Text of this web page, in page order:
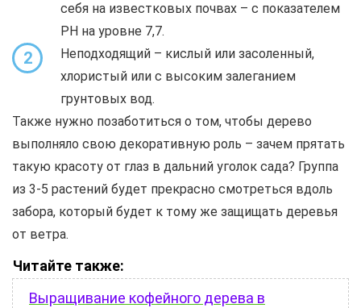
себя на известковых почвах – с показателем
PH на уровне 7,7.
2
Неподходящий – кислый или засоленный,
хлористый или с высоким залеганием
грунтовых вод.
Также нужно позаботиться о том, чтобы дерево
выполняло свою декоративную роль – зачем прятать
такую красоту от глаз в дальний уголок сада? Группа
из 3-5 растений будет прекрасно смотреться вдоль
забора, который будет к тому же защищать деревья
от ветра.
Читайте также:
Выращивание кофейного дерева в